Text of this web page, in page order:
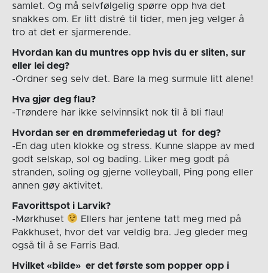
samlet. Og må selvfølgelig spørre opp hva det
snakkes om. Er litt distré til tider, men jeg velger å
tro at det er sjarmerende.
Hvordan kan du muntres opp hvis du er sliten, sur
eller lei deg?
-Ordner seg selv det. Bare la meg surmule litt alene!
Hva gjør deg flau?
-Trøndere har ikke selvinnsikt nok til å bli flau!
Hvordan ser en drømmeferiedag ut for deg?
-En dag uten klokke og stress. Kunne slappe av med
godt selskap, sol og bading. Liker meg godt på
stranden, soling og gjerne volleyball, Ping pong eller
annen gøy aktivitet.
Favorittspot i Larvik?
-Mørkhuset
Ellers har jentene tatt meg med på
Pakkhuset, hvor det var veldig bra. Jeg gleder meg
også til å se Farris Bad.
Hvilket «bilde» er det første som popper opp i